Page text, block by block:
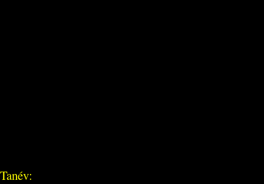
Tanév: